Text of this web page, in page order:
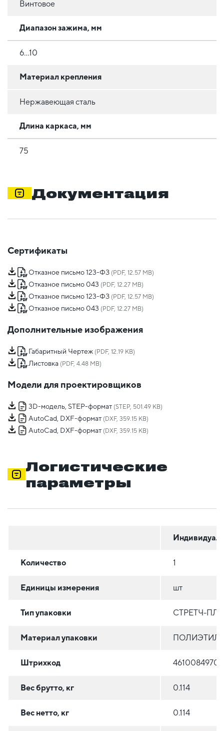
Винтовое
Диапазон зажима, мм
6...10
Материал крепления
Нержавеющая сталь
Длина каркаса, мм
75
Документация
Сертификаты
Отказное письмо 123-ФЗ (PDF, 12.57 MB)
Отказное письмо 043 (PDF, 12.27 MB)
Отказное письмо 123-ФЗ (PDF, 12.57 MB)
Отказное письмо 043 (PDF, 12.27 MB)
Дополнительные изображения
Габаритный Чертеж (PDF, 12.19 KB)
Листовка (PDF, 4.48 MB)
Модели для проектировщиков
3D-модель, STEP-формат (STEP, 501.49 KB)
AutoCad, DXF-формат (DXF, 359.15 KB)
AutoCad, DXF-формат (DXF, 359.15 KB)
Логистические
параметры
Количество 1
Единицы измерения шт
Тип упаковки СТРЕТЧ-
Материал упаковки
Штрихкод
Вес брутто, кг 0.114
Вес нетто, кг 0.114